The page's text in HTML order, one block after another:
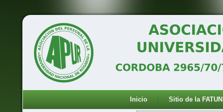
Inicio Sitio de la FATUN